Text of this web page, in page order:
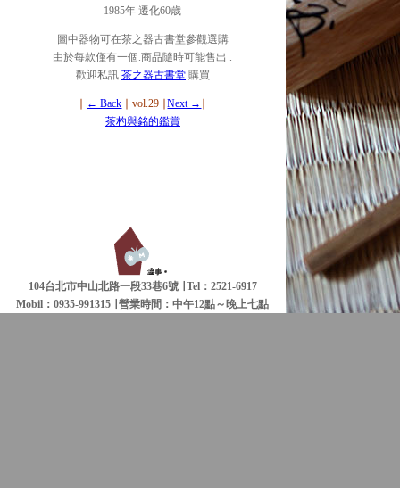
1985年 遷化60歳
圖中器物可在茶之器古書堂參觀選購
由於每款僅有一個.商品隨時可能售出 .
歡迎私訊 茶之器古書堂 購買
← Back ∣ vol.29 ∣Next →
茶杓與銘的鑑賞
104台北市中山北路一段33巷6號 ∣ Tel：2521-6917
Mobil：0935-991315 ∣
營業時間：中午12點～晚上七點